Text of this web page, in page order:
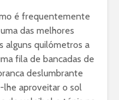
é frequentemente
das melhores
alguns quilómetros a
fila de bancadas de
deslumbrante
lhe aproveitar o sol